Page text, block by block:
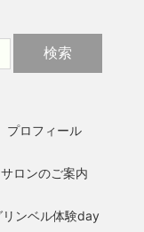
プロフィール
サロンのご案内
リンベル体験day